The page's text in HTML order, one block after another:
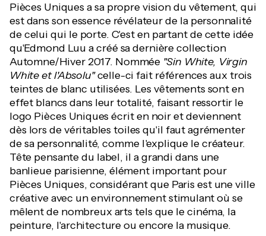
Pièces Uniques a sa propre vision du vêtement, qui
est dans son essence révélateur de la personnalité
de celui qui le porte. C'est en partant de cette idée
qu'Edmond Luu a créé sa dernière collection
Automne/Hiver 2017. Nommée "Sin White, Virgin
White et l'Absolu"celle-ci fait références aux trois
teintes de blanc utilisées. Les vêtements sont en
effet blancs dans leur totalité, faisant ressortir le
logo Pièces Uniques écrit en noir et deviennent
dès lors de véritables toiles qu'il faut agrémenter
de sa personnalité, comme l'explique le créateur.
Tête pensante du label, il a grandi dans une
banlieue parisienne, élément important pour
Pièces Uniques, considérant que Paris est une ville
créative avec un environnement stimulant où se
mêlent de nombreux arts tels que le cinéma, la
peinture, l'architecture ou encore la musique.